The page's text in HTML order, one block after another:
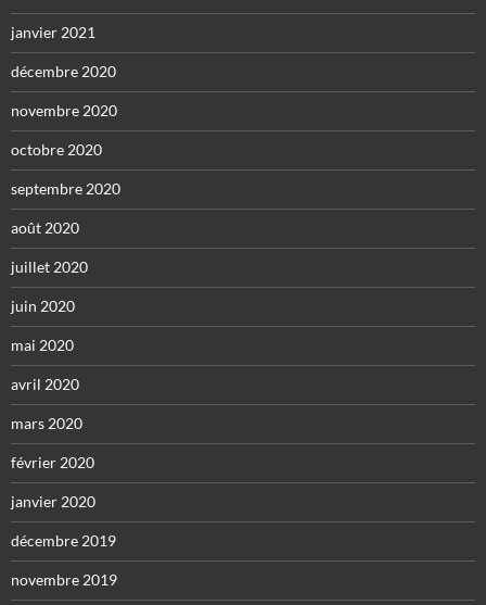
janvier 2021
décembre 2020
novembre 2020
octobre 2020
septembre 2020
août 2020
juillet 2020
juin 2020
mai 2020
avril 2020
mars 2020
février 2020
janvier 2020
décembre 2019
novembre 2019